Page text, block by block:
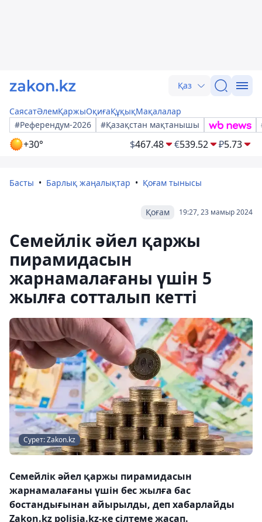
Қаз
СаясатӘлемҚаржыОқиғаҚұқықМақалалар
#Референдум-2026
#Қазақстан мақтанышы
+30° $467.48 €539.52 ₽5.73
Басты Барлық жаңалықтар Қоғам тынысы
19:27, 23 мамыр 2024
Қоғам
Семейлік әйел қаржы
пирамидасын
жарнамалағаны үшін 5
жылға сотталып кетті
Сурет: Zakon.kz
Семейлік әйел қаржы пирамидасын
жарнамалағаны үшін бес жылға бас
бостандығынан айырылды, деп хабарлайды
Zakon.kz polisia.kz-ке сілтеме жасап.